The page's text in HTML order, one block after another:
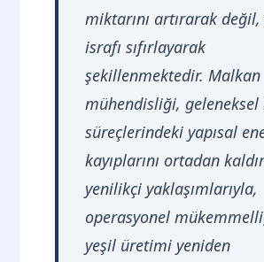
miktarını artırarak
israfı sıfırlayarak
şekillenmektedir. Malkan
mühendisliği,
süreçlerindeki yapısal
kayıplarını ortadan
yenilikçi yaklaşımlarıyla,
operasyonel
yeşil üretimi yeniden